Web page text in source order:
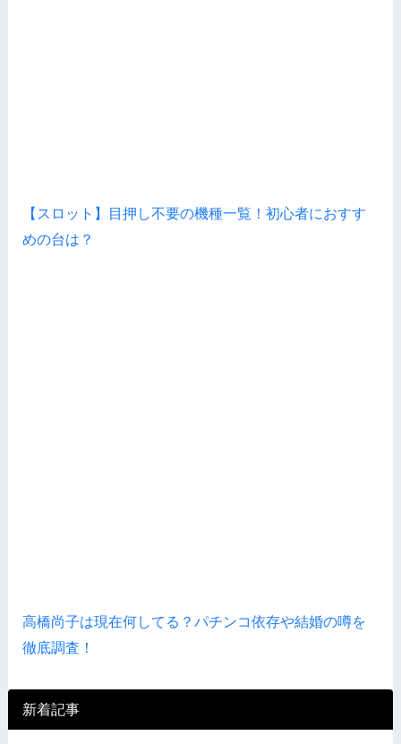
【スロット】目押し不要の機種一覧！初心者におすす
めの台は？
高橋尚子は現在何してる？パチンコ依存や結婚の噂を
徹底調査！
新着記事